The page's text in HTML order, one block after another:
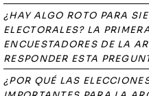
¿HAY ALGO ROTO PARA
ELECTORALES? LA
ENCUESTADORES DE LA
RESPONDER ESTA
¿POR QUÉ LAS